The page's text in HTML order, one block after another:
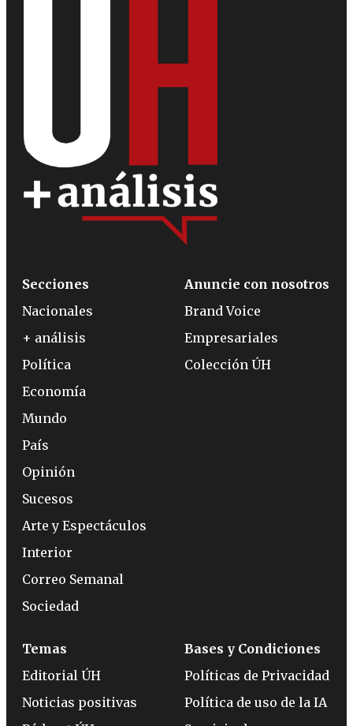
Secciones
Nacionales
+ análisis
Política
Economía
Mundo
País
Opinión
Sucesos
Arte y Espectáculos
Interior
Correo Semanal
Sociedad
Anuncie con nosotros
Brand Voice
Empresariales
Colección ÚH
Temas
Editorial ÚH
Noticias positivas
Bases y Condiciones
Políticas de Privacidad
Política de uso de la IA